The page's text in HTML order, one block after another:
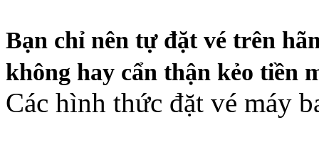
Bạn chỉ nên tự đặt vé trên
không hay cẩn thận kẻo tiền
Các hình thức đặt vé máy